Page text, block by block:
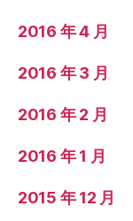
2016 年 4 月
2016 年 3 月
2016 年 2 月
2016 年 1 月
2015 年 12 月